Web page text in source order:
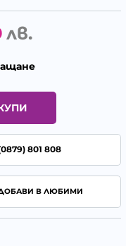
лв.
801 808
В ЛЮБИМИ